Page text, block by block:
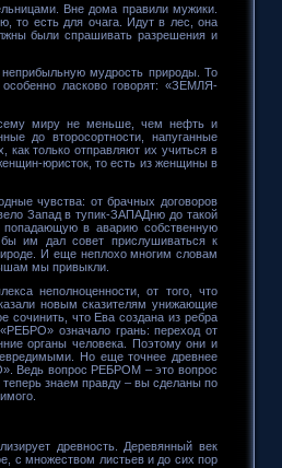
Вне дома правили мужики.
то есть для очага. Идут в лес, она
были спрашивать разрешения и
мудрость природы. То
ласково говорят: «ЗЕМЛЯ-
миру не меньше, чем нефть и
до второсортности, напуганные
только отправляют их учиться в
юристок, то есть из женщины в
чувства: от брачных договоров
Запад в тупик-ЗАПАДню до такой
попадающую в аварию собственную
им дал совет прислушиваться к
И еще неплохо многим словам
мы привыкли.
неполноценности, от того, что
новым сказителям унижающие
что Ева создана из ребра
означало грань: переход от
органы человека. Поэтому они и
Но еще точнее древнее
Ведь вопрос РЕБРОМ – это вопрос
знаем правду – вы сделаны по
древность. Деревянный век
с множеством листьев и до сих пор